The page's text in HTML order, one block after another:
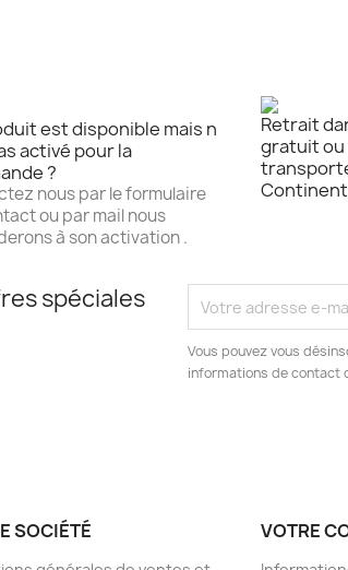
est disponible mais n
activé pour la
?
nous par le formulaire
ou par mail nous
à son activation .
Retrait
gratuit ou
spéciales
Vous pouvez vous
informations de contact
SOCIÉTÉ VOTRE